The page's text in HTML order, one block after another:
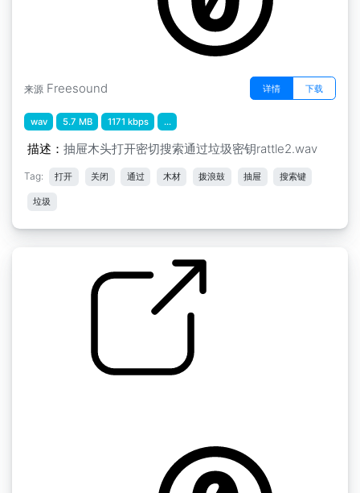
来源 Freesound 详情 下载
wav 5.7 MB 1171 kbps ...
描述： 抽屉木头打开密切搜索通过垃圾密钥rattle2.wav
Tag: 打开 关闭 通过 木材 拨浪鼓 抽屉 搜索键
垃圾